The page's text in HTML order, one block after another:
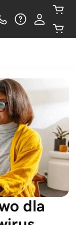
dla